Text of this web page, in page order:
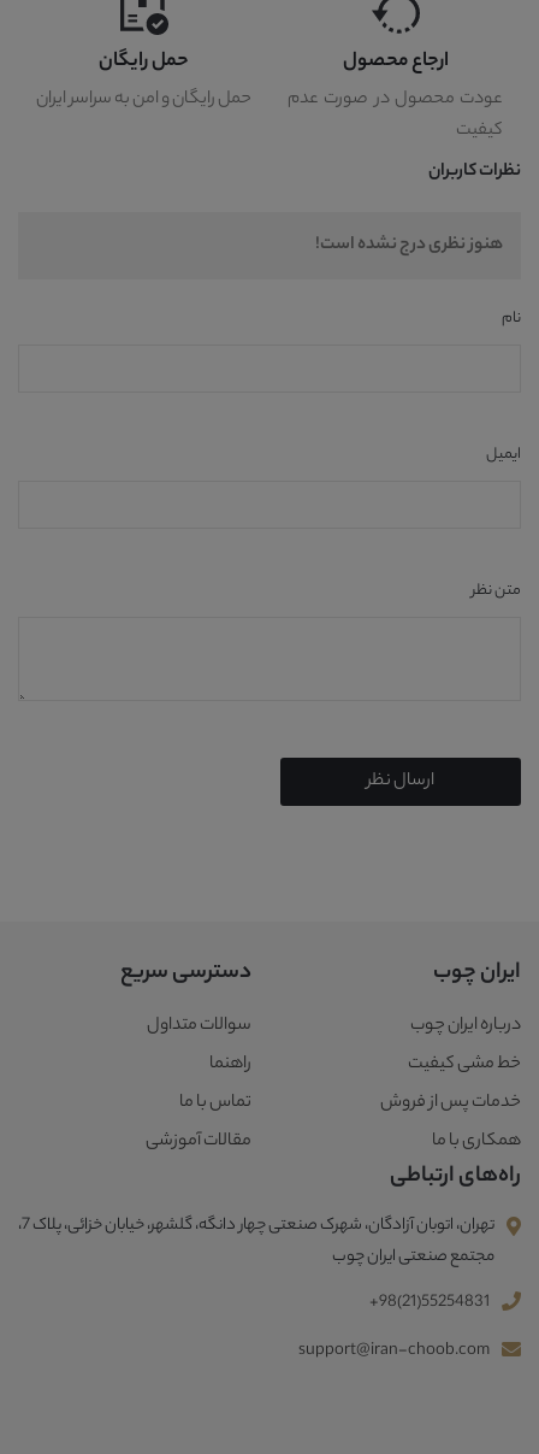
ارجاع محصول
عودت محصول در صورت عدم
کیفیت
حمل رایگان
حمل رایگان و امن به سراسر ایران
نظرات کاربران
هنوز نظری درج نشده است!
نام
ایمیل
متن نظر
ارسال نظر
ایران چوب
درباره ایران چوب
خط مشی کیفیت
خدمات پس از فروش
همکاری با ما
دسترسی سریع
سوالات متداول
راهنما
تماس با ما
مقالات آموزشی
راه‌های ارتباطی
تهران، اتوبان آزادگان، شهرک صنعتی چهار دانگه، گلشهر، خیابان خزائی، پلاک 7،
مجتمع صنعتی ایران چوب
+98(21)55254831
support@iran-choob.com